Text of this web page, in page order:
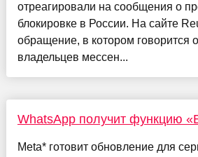
отреагировали на сообщения о
блокировке в России. На сайте
обращение, в котором говорится
владельцев мессен...
WhatsApp получит функцию
Meta* готовит обновление для